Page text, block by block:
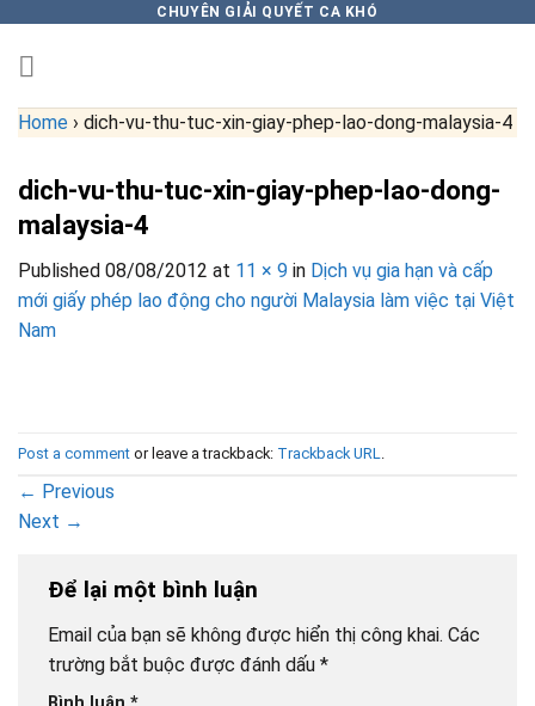
content
CHUYÊN GIẢI QUYẾT CA KHÓ
Home › dich-vu-thu-tuc-xin-giay-phep-lao-dong-malaysia-4
dich-vu-thu-tuc-xin-giay-phep-lao-dong-
malaysia-4
Published 08/08/2012 at 11 × 9 in Dịch vụ gia hạn và cấp
mới giấy phép lao động cho người Malaysia làm việc tại Việt
Nam
Post a comment or leave a trackback: Trackback URL
← Previous
Next →
Để lại một bình luận
Email của bạn sẽ không được hiển thị công khai. Các
trường bắt buộc được đánh dấu *